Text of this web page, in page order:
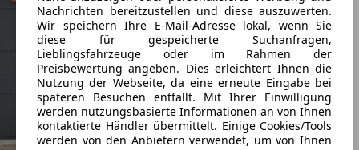
Nachrichten bereitzustellen und diese auszuwerten.
Wir speichern Ihre E-Mail-Adresse lokal, wenn Sie
diese für gespeicherte Suchanfragen,
Lieblingsfahrzeuge oder im Rahmen der
Preisbewertung angeben. Dies erleichtert Ihnen die
Nutzung der Webseite, da eine erneute Eingabe bei
späteren Besuchen entfällt. Mit Ihrer Einwilligung
werden nutzungsbasierte Informationen an von Ihnen
kontaktierte Händler übermittelt. Einige Cookies/Tools
werden von den Anbietern verwendet, um von Ihnen